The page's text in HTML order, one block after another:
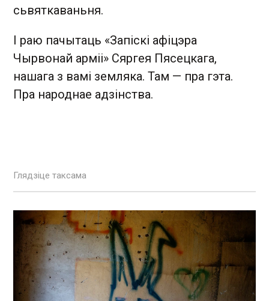
сьвяткаваньня.
І раю пачытаць «Запіскі афіцэра
Чырвонай арміі» Сяргея Пясецкага,
нашага з вамі земляка. Там — пра гэта.
Пра народнае адзінства.
Глядзіце таксама